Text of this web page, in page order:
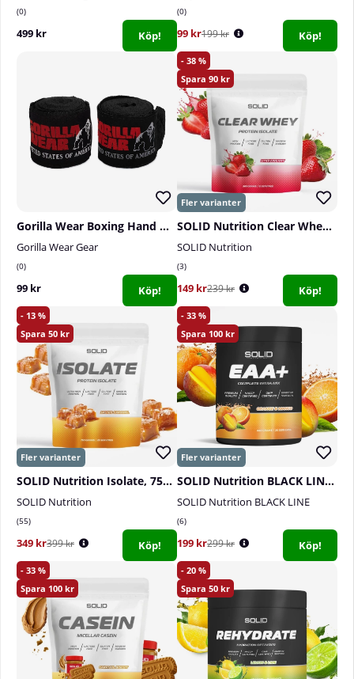
0
499 kr Köp!
0
99 kr199 kr Köp!
Gorilla Wear Boxing Hand Wraps, black - 4 m
Gorilla Wear Gear
0
99 kr Köp!
38
90
SOLID Nutrition Clear Whey, 300 g
SOLID Nutrition
3
149 kr239 kr Köp!
13
50
SOLID Nutrition Isolate, 750 g
SOLID Nutrition
55
349 kr399 kr Köp!
33
100
SOLID Nutrition BLACK LINE EAA+, 440 g
SOLID Nutrition BLACK LINE
6
199 kr299 kr Köp!
33
100
20
50